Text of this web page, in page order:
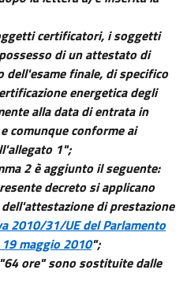
certificatori, i soggetti
di un attestato di
dell'esame finale, di specifico
energetica degli
alla data di entrata in
comunque conforme ai
1";
2 è aggiunto il seguente:
decreto si applicano
di prestazione
2010/31/UE del Parlamento
maggio 2010";
ore" sono sostituite dalle